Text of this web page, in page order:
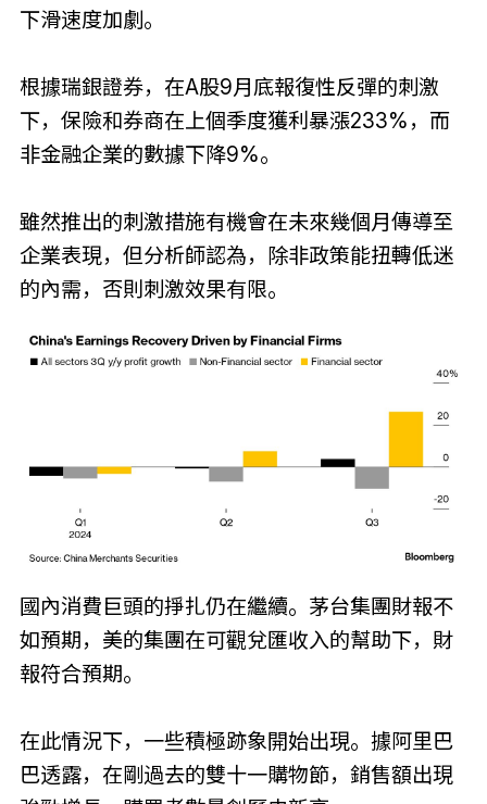
下滑速度加劇。
根據瑞銀證券，在A股9月底報復性反彈的刺激
下，保險和券商在上個季度獲利暴漲233%，而
非金融企業的數據下降9%。
雖然推出的刺激措施有機會在未來幾個月傳導至
企業表現，但分析師認為，除非政策能扭轉低迷
的內需，否則刺激效果有限。
國內消費巨頭的掙扎仍在繼續。茅台集團財報不
如預期，美的集團在可觀兌匯收入的幫助下，財
報符合預期。
在此情況下，一些積極跡象開始出現。據阿里巴
巴透露，在剛過去的雙十一購物節，銷售額出現